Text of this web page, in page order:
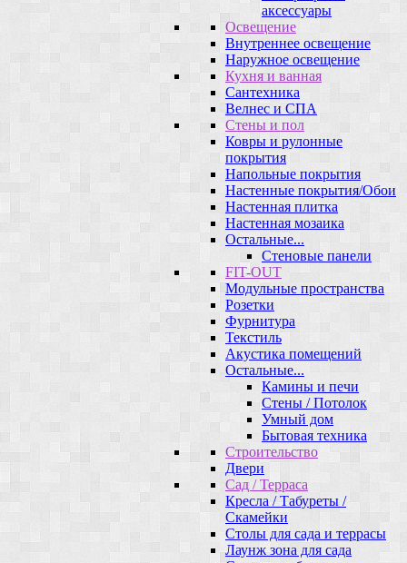
аксессуары
Освещение
Внутреннее освещение
Наружное освещение
Кухня и ванная
Сантехника
Велнес и СПА
Стены и пол
Ковры и рулонные
покрытия
Напольные покрытия
Настенные покрытия/Обои
Настенная плитка
Настенная мозаика
Остальные...
Стеновые панели
FIT-OUT
Модульные пространства
Розетки
Фурнитура
Текстиль
Акустика помещений
Остальные...
Камины и печи
Стены / Потолок
Умный дом
Бытовая техника
Строительство
Двери
Сад / Терраса
Кресла / Табуреты /
Скамейки
Столы для сада и террасы
Лаунж зона для сада